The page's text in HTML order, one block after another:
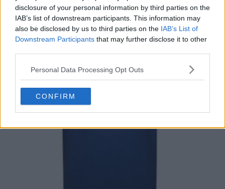
disclosure of your personal information by third parties on the
IAB’s list of downstream participants. This information may
also be disclosed by us to third parties on the IAB’s List of
Downstream Participants that may further disclose it to other
Personal Data Processing Opt Outs
CONFIRM